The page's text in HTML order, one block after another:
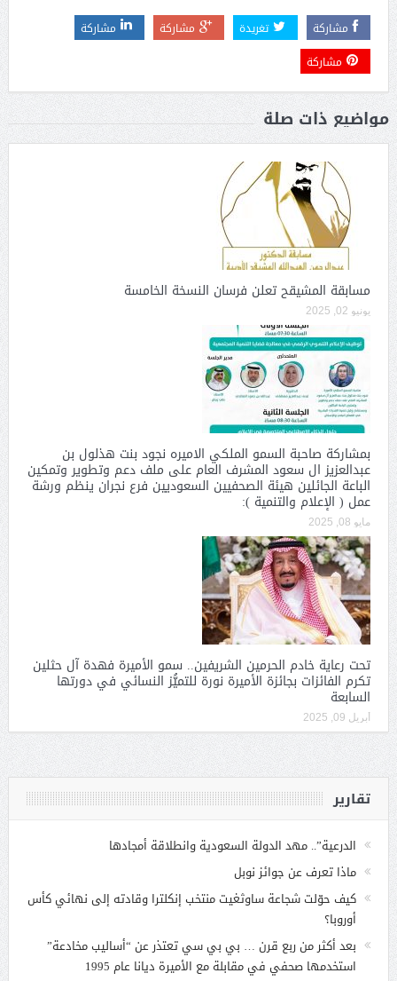
مشاركة تغريدة مشاركة
مشاركة
مشاركة
مواضيع ذات صلة
مسابقة المشيقح تعلن فرسان النسخة الخامسة
يونيو 02, 2025
بمشاركة صاحبة السمو الملكي الاميره نجود بنت هذلول بن
عبدالعزيز ال سعود المشرف العام على ملف دعم وتطوير وتمكين
الباعة الجائلين هيئة الصحفيين السعوديين فرع نجران ينظم ورشة
عمل ( الإعلام والتنمية ):
مايو 08, 2025
تحت رعاية خادم الحرمين الشريفين.. سمو الأميرة فهدة آل حثلين
تكرم الفائزات بجائزة الأميرة نورة للتميُّز النسائي في دورتها
السابعة
أبريل 09, 2025
تقارير
الدرعية”.. مهد الدولة السعودية وانطلاقة أمجادها
ماذا تعرف عن جوائز نوبل
كيف حوّلت شجاعة ساوثغيت منتخب إنكلترا وقادته إلى نهائي كأس
أوروبا؟
بعد أكثر من ربع قرن … بي بي سي تعتذر عن “أساليب مخادعة”
استخدمها صحفي في مقابلة مع الأميرة ديانا عام 1995